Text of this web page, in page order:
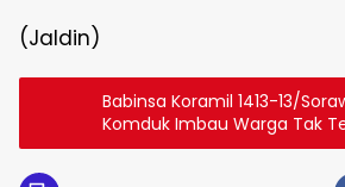
(Jaldin)
Babinsa Koramil 1413-13/
Komduk Imbau Warga Tak
Hoaks, Patroli Malam